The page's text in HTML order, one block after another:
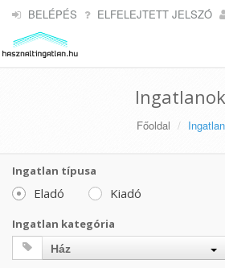
BELÉPÉS ELFELEJTETT JELSZÓ
Ingatlanok
Főoldal
Ingatlan típusa
Eladó Kiadó
Ingatlan kategória
Ház